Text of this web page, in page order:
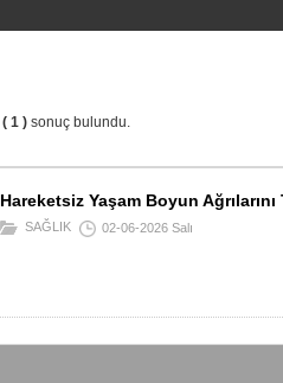
( 1 ) sonuç bulundu.
Hareketsiz Yaşam Boyun
SAĞLIK 02-06-2026 Salı